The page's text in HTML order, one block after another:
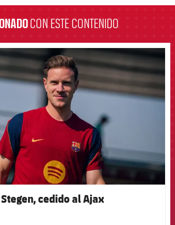
CON ESTE CONTENIDO
FCB Barcelona badge
cedido al Ajax